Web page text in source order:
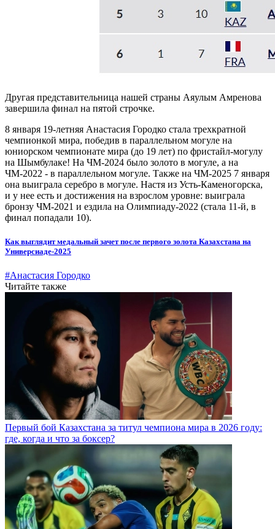
Другая представительница нашей страны Аяулым Амренова
завершила финал на пятой строчке.
8 января 19-летняя Анастасия Городко стала трехкратной
чемпионкой мира, победив в параллельном могуле на
юниорском чемпионате мира (до 19 лет) по фристайл-могулу
на Шымбулаке! На ЧМ-2024 было золото в могуле, а на
ЧМ-2022 - в параллельном могуле. Также на ЧМ-2025 7 января
она выиграла серебро в могуле. Настя из Усть-Каменогорска,
и у нее есть и достижения на взрослом уровне: выиграла
бронзу ЧМ-2021 и ездила на Олимпиаду-2022 (стала 11-й, в
финал попадали 10).
Как выглядит медальный зачет после первого золота Казахстана на
Универсиаде-2025
#Анастасия Городко
Читайте также
Первый бой Казахстана за титул чемпиона мира в 2026 году:
где, когда и что за боксер?